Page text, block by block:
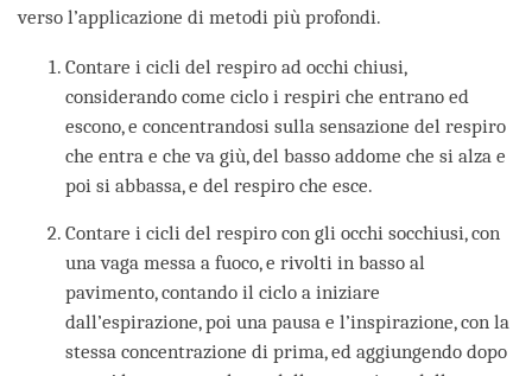
verso l’applicazione di metodi più profondi.
Contare i cicli del respiro ad occhi chiusi,
considerando come ciclo i respiri che entrano ed
escono, e concentrandosi sulla sensazione del respiro
che entra e che va giù, del basso addome che si alza e
poi si abbassa, e del respiro che esce.
Contare i cicli del respiro con gli occhi socchiusi, con
una vaga messa a fuoco, e rivolti in basso al
pavimento, contando il ciclo a iniziare
dall’espirazione, poi una pausa e l’inspirazione, con la
stessa concentrazione di prima, ed aggiungendo dopo